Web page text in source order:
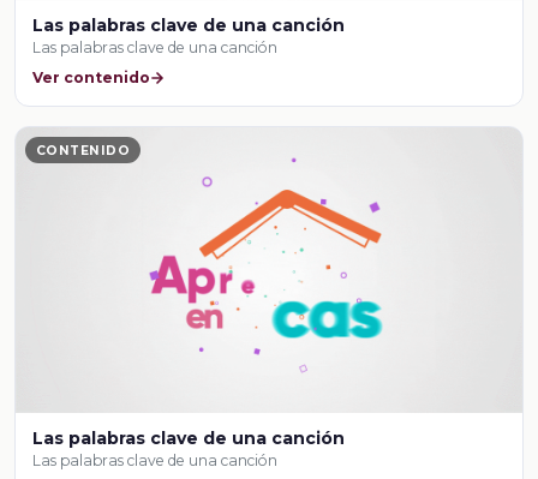
Las palabras clave de una canción
Las palabras clave de una canción
Ver contenido
CONTENIDO
Las palabras clave de una canción
Las palabras clave de una canción